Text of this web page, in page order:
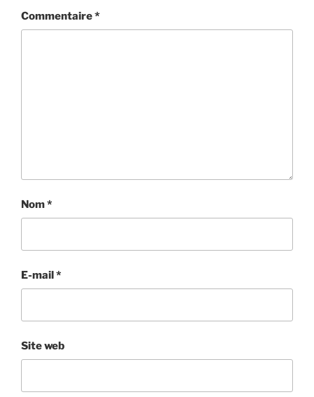
Commentaire*
Nom*
E-mail*
Site web